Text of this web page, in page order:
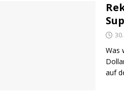
Was
auf